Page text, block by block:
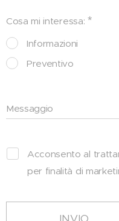
Cosa mi interessa:
Informazioni
Preventivo
Messaggio
Acconsento al
per finalità di
INVIO